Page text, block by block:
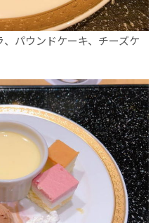
パウンドケーキ、チーズケ